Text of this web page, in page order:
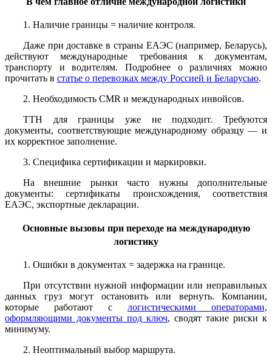
1. Наличие границы = наличие контроля.
Даже при доставке в страны ЕАЭС (например, Беларусь),
действуют международные требования к документам,
транспорту и водителям. Подробнее о различиях можно
прочитать в статье о перевозках между Россией и Беларусью.
2. Необходимость CMR и международных инвойсов.
ТТН для границы уже не подходит. Требуются
документы, соответствующие международному образцу — и
их корректное заполнение.
3. Специфика сертификации и маркировки.
На внешние рынки часто нужны дополнительные
документы: сертификаты происхождения, соответствия
ЕАЭС, экспортные декларации.
Основные вызовы при переходе на международную
логистику
1. Ошибки в документах = задержка на границе.
При отсутствии нужной информации или неправильных
данных груз могут остановить или вернуть. Компании,
которые работают с логистическими операторами,
оформляющими документы под ключ, сводят такие риски к
минимуму.
2. Неоптимальный выбор маршрута.